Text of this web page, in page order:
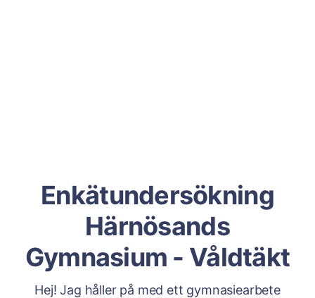
Enkätundersökning
Härnösands
Gymnasium - Våldtäkt
Hej! Jag håller på med ett gymnasiearbete